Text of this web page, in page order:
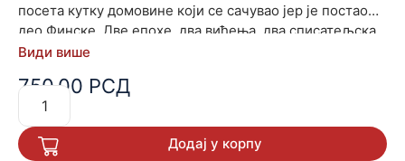
посета кутку домовине који се сачувао јер је постао
део Финске. Две епохе, два виђења, два списатељска
сензибилитета, али и много заједничког; од
руске духовности. Стари Валаам је инспирисао два
врсна путописца. Резултат су ове странице које ће
можда помоћи да и новоотворени Валаам пронађе свој
лик.
Види више
750,00 РСД
Додај у корпу